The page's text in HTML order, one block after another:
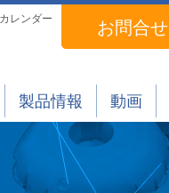
レンダー お問合せ
製品情報 動画